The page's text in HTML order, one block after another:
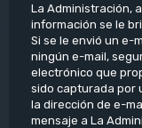
La Administración,
información se le
Si se le envió un e-
ningún e-mail,
electrónico que
sido capturada por
la dirección de e-
mensaje a La